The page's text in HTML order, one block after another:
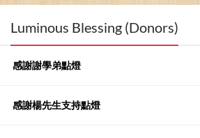
Luminous Blessing (Donors)
感謝謝學弟點燈
感謝楊先生支持點燈